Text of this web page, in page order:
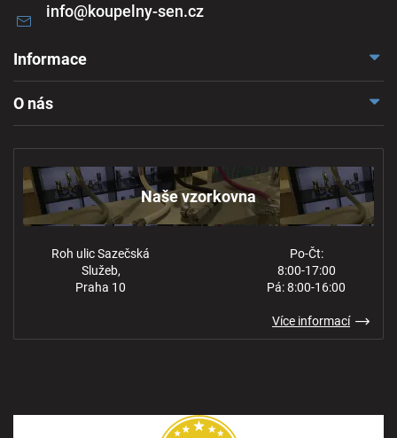
info@koupelny-sen.cz
Informace
Ochrana osobních údajů
O nás
Naše vzorkovna
Roh ulic Sazečská
Služeb,
Praha 10
Po-Čt:
8:00-17:00
Pá: 8:00-16:00
Více informací